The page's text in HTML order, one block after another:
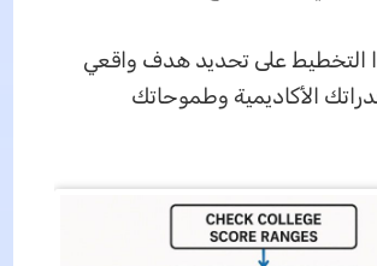
التخطيط على تحديد هدف واقعي
الأكاديمية وطموحاتك